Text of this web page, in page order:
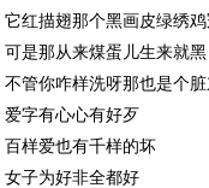
它红描翅那个黑画皮绿绣
可是那从来煤蛋儿生来就黑
不管你咋样洗呀那也是个
爱字有心心有好歹
百样爱也有千样的坏
女子为好非全都好